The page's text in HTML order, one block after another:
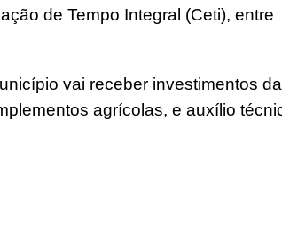
de Tempo Integral (Ceti), entre
vai receber investimentos da
agrícolas, e auxílio